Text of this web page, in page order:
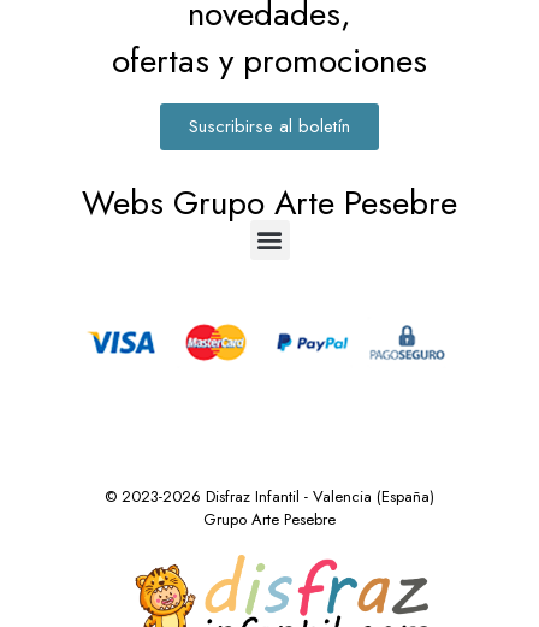
novedades,
ofertas y promociones
Suscribirse al boletín
Webs Grupo Arte Pesebre
© 2023-2026 Disfraz Infantil - Valencia (España)
Grupo Arte Pesebre